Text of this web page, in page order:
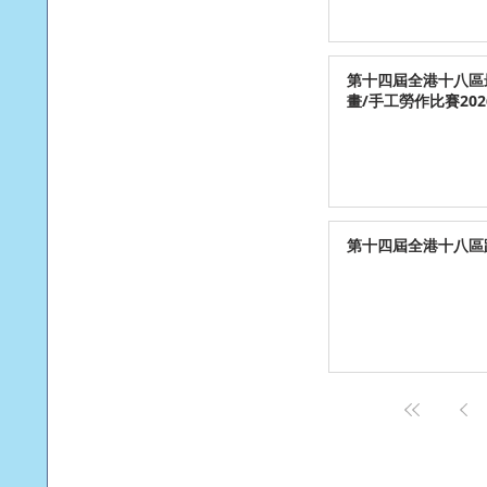
第十四屆全港十八
畫/手工勞作比賽
第十四屆全港十八